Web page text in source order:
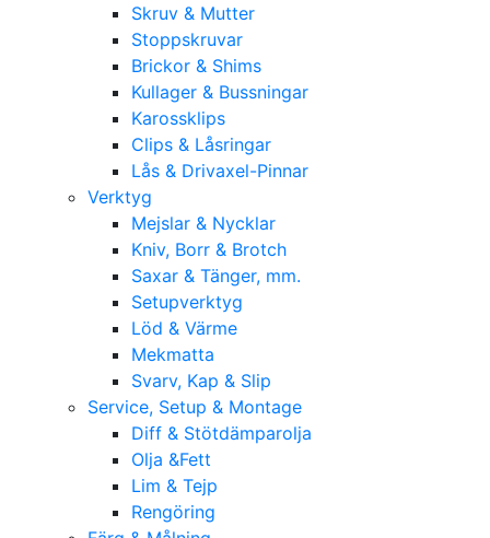
Skruv & Mutter
Stoppskruvar
Brickor & Shims
Kullager & Bussningar
Karossklips
Clips & Låsringar
Lås & Drivaxel-Pinnar
Verktyg
Mejslar & Nycklar
Kniv, Borr & Brotch
Saxar & Tänger, mm.
Setupverktyg
Löd & Värme
Mekmatta
Svarv, Kap & Slip
Service, Setup & Montage
Diff & Stötdämparolja
Olja &Fett
Lim & Tejp
Rengöring